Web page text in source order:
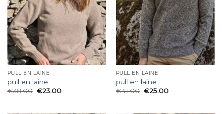
PULL EN LAINE
pull en laine
€38.00 €23.00
PULL EN LAINE
pull en laine
€41.00 €25.00